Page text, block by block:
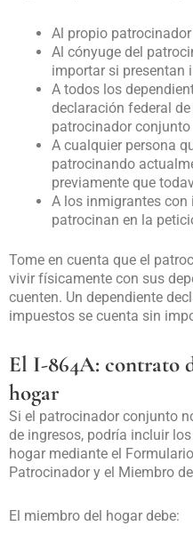
Al propio
Al cónyuge del
importar si presentan
A todos los
declaración federal
patrocinador conjunto
A cualquier persona
patrocinando
previamente que
A los inmigrantes con
patrocinan en la
Tome en cuenta que el
vivir físicamente con sus
cuenten. Un dependiente
impuestos se cuenta sin
El I-864A: contrato
hogar
Si el patrocinador conjunto
de ingresos, podría incluir
hogar mediante el
Patrocinador y el Miembro
El miembro del hogar debe: